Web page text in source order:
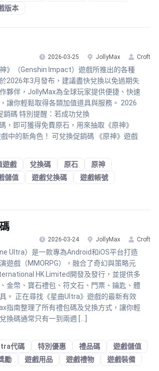
版本
2026-03-25 JollyMax Croft
》（Genshin Impact）遊戲所推出的各種
2026年3月發布，建議盡快兌換以免過期失
夥伴，JollyMax為全球玩家提供便捷、快速
讓你輕鬆取得各類加值道具與服務。 2026
銷碼 特別提醒：若成功兌換
，即可獲得免費原石，用來抽取《原神》
中的新角色！ 可兌換促銷碼 《原神》遊戲
遊戲 兌換碼 原石
原神
儲值 遊戲兌換碼
遊戲帳號
2026-03-24 JollyMax Croft
Ultra）是一款專為Android和iOS平台打造
遊戲（MMORPG），融合了奇幻與策略元
HK Limited開發及發行，並提供多
金幣、寶石禮包、符文石、門票、鑰匙、體
。 正在尋找《星曲Ultra》遊戲的最新有效
指南整理了所有禮包碼及兌換方式，讓你輕
換碼通常只有一到兩週 […]
代碼 特別優惠 禮品碼
遊戲儲值
勵 遊戲用品 遊戲禮物
遊戲裝備